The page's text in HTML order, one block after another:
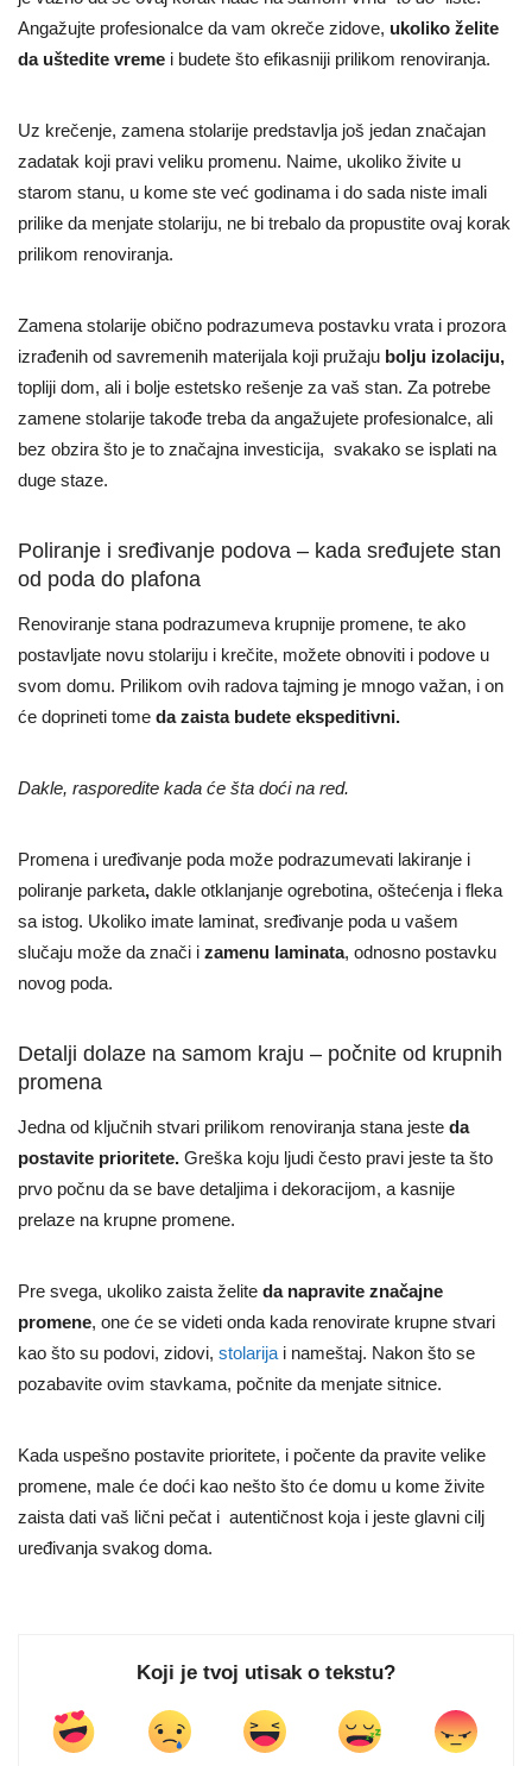
Angažujte profesionalce da vam okreče zidove, ukoliko želite
da uštedite vreme i budete što efikasniji prilikom renoviranja.
Uz krečenje, zamena stolarije predstavlja još jedan značajan
zadatak koji pravi veliku promenu. Naime, ukoliko živite u
starom stanu, u kome ste već godinama i do sada niste imali
prilike da menjate stolariju, ne bi trebalo da propustite ovaj korak
prilikom renoviranja.
Zamena stolarije obično podrazumeva postavku vrata i prozora
izrađenih od savremenih materijala koji pružaju bolju izolaciju,
topliji dom, ali i bolje estetsko rešenje za vaš stan. Za potrebe
zamene stolarije takođe treba da angažujete profesionalce, ali
bez obzira što je to značajna investicija, svakako se isplati na
duge staze.
Poliranje i sređivanje podova – kada sređujete stan
od poda do plafona
Renoviranje stana podrazumeva krupnije promene, te ako
postavljate novu stolariju i krečite, možete obnoviti i podove u
svom domu. Prilikom ovih radova tajming je mnogo važan, i on
će doprineti tome da zaista budete ekspeditivni.
Dakle, rasporedite kada će šta doći na red.
Promena i uređivanje poda može podrazumevati lakiranje i
poliranje parketa, dakle otklanjanje ogrebotina, oštećenja i fleka
sa istog. Ukoliko imate laminat, sređivanje poda u vašem
slučaju može da znači i zamenu laminata, odnosno postavku
novog poda.
Detalji dolaze na samom kraju – počnite od krupnih
promena
Jedna od ključnih stvari prilikom renoviranja stana jeste da
postavite prioritete. Greška koju ljudi često pravi jeste ta što
prvo počnu da se bave detaljima i dekoracijom, a kasnije
prelaze na krupne promene.
Pre svega, ukoliko zaista želite da napravite značajne
promene, one će se videti onda kada renovirate krupne stvari
kao što su podovi, zidovi, stolarija i nameštaj. Nakon što se
pozabavite ovim stavkama, počnite da menjate sitnice.
Kada uspešno postavite prioritete, i počente da pravite velike
promene, male će doći kao nešto što će domu u kome živite
zaista dati vaš lični pečat i autentičnost koja i jeste glavni cilj
uređivanja svakog doma.
Koji je tvoj utisak o tekstu?